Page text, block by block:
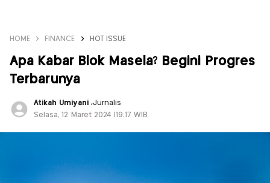
HOME FINANCE HOT ISSUE
Apa Kabar Blok Masela? Begini Progres
Terbarunya
Atikah Umiyani ,Jurnalis
Selasa, 12 Maret 2024 |19:17 WIB